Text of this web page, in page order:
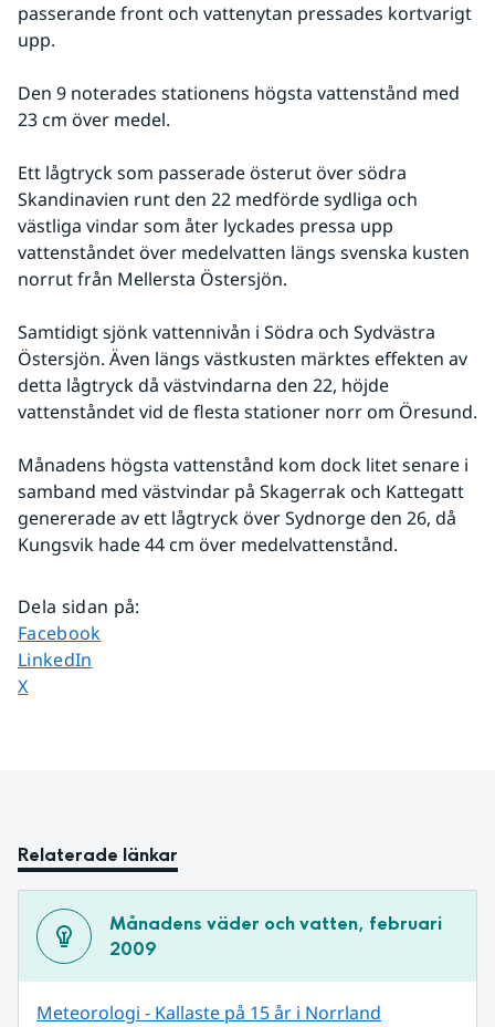
passerande front och vattenytan pressades kortvarigt
upp.
Den 9 noterades stationens högsta vattenstånd med
23 cm över medel.
Ett lågtryck som passerade österut över södra
Skandinavien runt den 22 medförde sydliga och
västliga vindar som åter lyckades pressa upp
vattenståndet över medelvatten längs svenska kusten
norrut från Mellersta Östersjön.
Samtidigt sjönk vattennivån i Södra och Sydvästra
Östersjön. Även längs västkusten märktes effekten av
detta lågtryck då västvindarna den 22, höjde
Månadens högsta vattenstånd kom dock litet senare i
samband med västvindar på Skagerrak och Kattegatt
genererade av ett lågtryck över Sydnorge den 26, då
Kungsvik hade 44 cm över medelvattenstånd.
Dela sidan på:
Dela sidan på
Facebook
Dela sidan på
LinkedIn
Dela sidan på
X
Relaterade länkar
Månadens väder och vatten, februari
2009
Meteorologi - Kallaste på 15 år i Norrland